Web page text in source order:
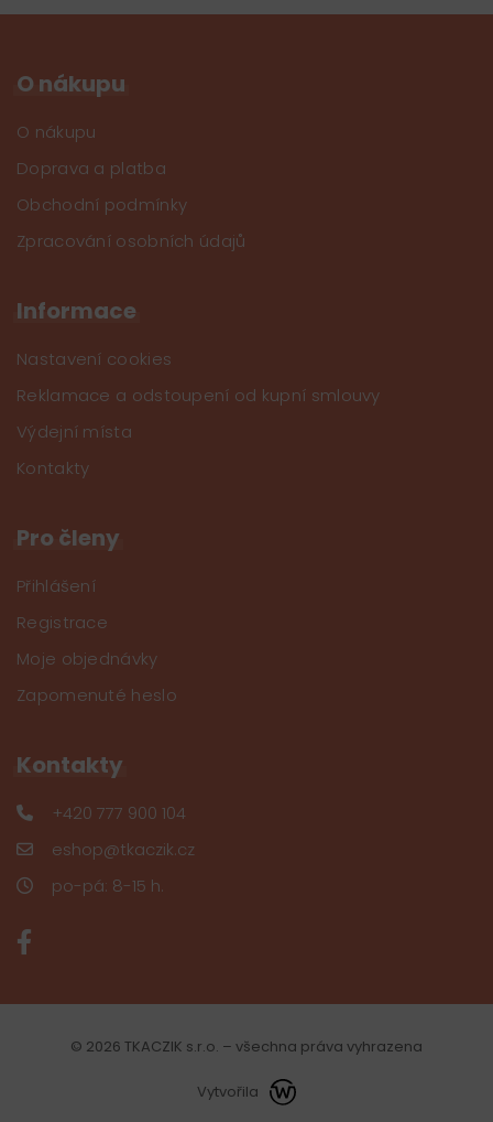
O nákupu
O nákupu
Doprava a platba
Obchodní podmínky
Zpracování osobních údajů
Informace
Nastavení cookies
Reklamace a odstoupení od kupní smlouvy
Výdejní místa
Kontakty
Pro členy
Přihlášení
Registrace
Moje objednávky
Zapomenuté heslo
Kontakty
+420 777 900 104
eshop@tkaczik.cz
po-pá: 8-15 h.
© 2026 TKACZIK s.r.o. – všechna práva vyhrazena
Vytvořila